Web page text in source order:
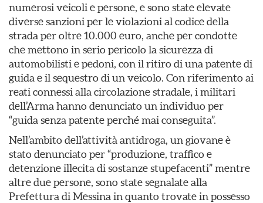
numerosi veicoli e persone, e sono state elevate
diverse sanzioni per le violazioni al codice della
strada per oltre 10.000 euro, anche per condotte
che mettono in serio pericolo la sicurezza di
automobilisti e pedoni, con il ritiro di una patente di
guida e il sequestro di un veicolo. Con riferimento ai
reati connessi alla circolazione stradale, i militari
dell’Arma hanno denunciato un individuo per
“guida senza patente perché mai conseguita”.
Nell’ambito dell’attività antidroga, un giovane è
stato denunciato per “produzione, traffico e
detenzione illecita di sostanze stupefacenti” mentre
altre due persone, sono state segnalate alla
Prefettura di Messina in quanto trovate in possesso